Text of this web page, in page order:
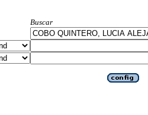
Buscar